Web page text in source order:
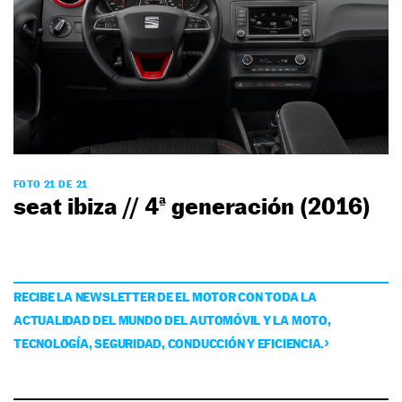
FOTO 21 DE 21
seat ibiza // 4ª generación (2016)
RECIBE LA NEWSLETTER DE EL MOTOR CON TODA LA
ACTUALIDAD DEL MUNDO DEL AUTOMÓVIL Y LA MOTO,
TECNOLOGÍA, SEGURIDAD, CONDUCCIÓN Y EFICIENCIA.